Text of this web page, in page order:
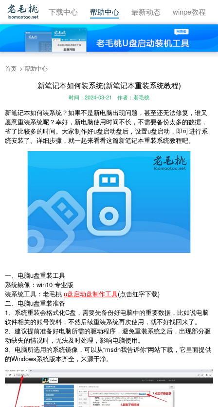
视频教程 下载中心 帮助中心 最新动态 winpe教程
首页 帮助中心
新笔记本如何装系统(新笔记本重装系统教程)
时间：2024-03-21 作者：老毛桃
新笔记本如何装系统？如果不是新电脑出现问题，甚至还无法修复，谁又
愿意重装系统呢？幸好，新电脑使用时间不长，不需要备份太多的数据，
省了比较多的时间。大家制作好u盘启动盘后，设置u盘启动，即可进行系
统安装了。详细步骤，就一起来看看这篇新笔记本重装系统教程吧。
一、电脑u盘重装工具
系统镜像：win10 专业版
装系统工具：老毛桃 u盘启动盘制作工具(点击红字下载)
二、电脑u盘重装准备
1、系统重装会格式化C盘，需要先备份好电脑中的重要数据，比如说电脑
软件相关的账号资料，不然后续重装系统再次使用，就不好找回来了。
2、建议提前准备好电脑所需的驱动程序，避免重装系统之后，出现部分驱
动缺失的情况时，无法及时处理，影响电脑使用。
3、电脑所选用的系统镜像，可以从“msdn我告诉你”网站下载，它里面提供
的Windows系统版本齐全，来源干净。